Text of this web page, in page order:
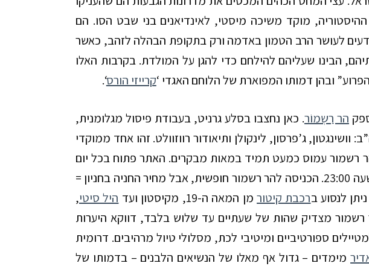
מוקד משיכה מיסטי, לאינדיאנים בני שבט הסו. הם
לעושר הרב הטמון באדמה ורק בתקופת הבהלה לזהב, כאשר
הבינו שעליהם להילחם כדי להגן על המולדת. בקרבות האלו
ובהן דמותו המפוארת של הלוחם האגדי ‘קרייזי הורס‘
.
הר רַשְמוֹר. כאן נחצבו בסלע גרניט, בעבודת פיסול מגלומנית,
ג’פרסון, לינקולן ותיאודור רווזוולט. זהו אחד ממוקדי
הר רשמור עמוס כמעט תמיד במאות מבקרים. האתר פתוח בכל יום
החל מהשעה 05:00 בבוקר. בקיץ המקום נסגר בשעה 23:00. הכניסה להר רשמור חופשית, אבל מחיר החניה בחניון =
לנסוע ברכבת קיטורמן המאה ה-19, מקיסטון ועד היל סיטי,
מצדיק שהות של שעתיים עד שלוש בלבד, דווקא היערות
ספורטיביים ומיטיבי לכת, מסלולי טיול מרהיבים. דרומית
מימדים – גדול אף מאלו של הנשיאים הלבנים – בדמותו של